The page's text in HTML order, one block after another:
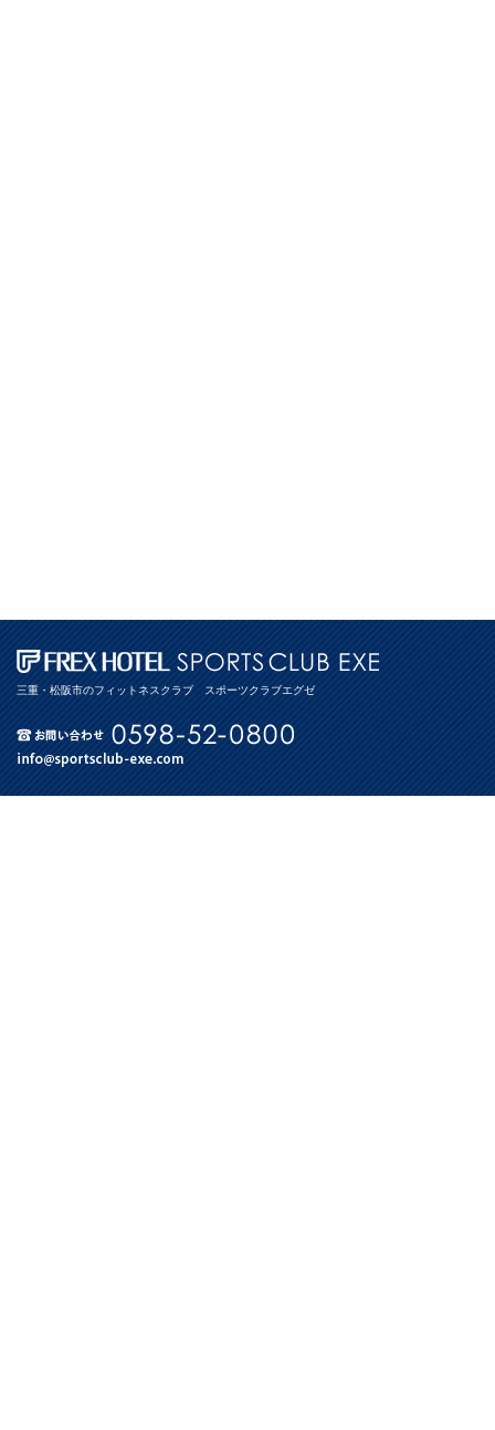
三重・松阪市のフィットネスクラブ スポーツクラブエグゼ